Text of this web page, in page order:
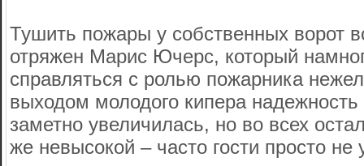
Тушить пожары у собственных ворот
отряжен Марис Ючерс, который
справляться с ролью пожарника
выходом молодого кипера
заметно увеличилась, но во всех
же невысокой – часто гости просто не